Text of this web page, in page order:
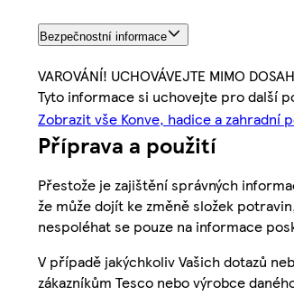
Bezpečnostní informace
VAROVÁNÍ! UCHOVÁVEJTE MIMO
Tyto informace si uchovejte pro další
Zobrazit vše Konve, hadice a zahradní
Příprava a použití
Přestože je zajištění správných
že může dojít ke změně složek
nespoléhat se pouze na informace
V případě jakýchkoliv Vašich dotazů
zákazníkům Tesco nebo výrobce